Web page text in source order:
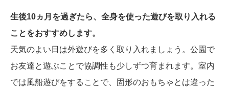
生後10ヵ月を過ぎたら、全身を使った遊びを取り入れる
ことをおすすめします。
天気のよい日は外遊びを多く取り入れましょう。公園で
お友達と遊ぶことで協調性も少しずつ育まれます。室内
では風船遊びをすることで、固形のおもちゃとは違った